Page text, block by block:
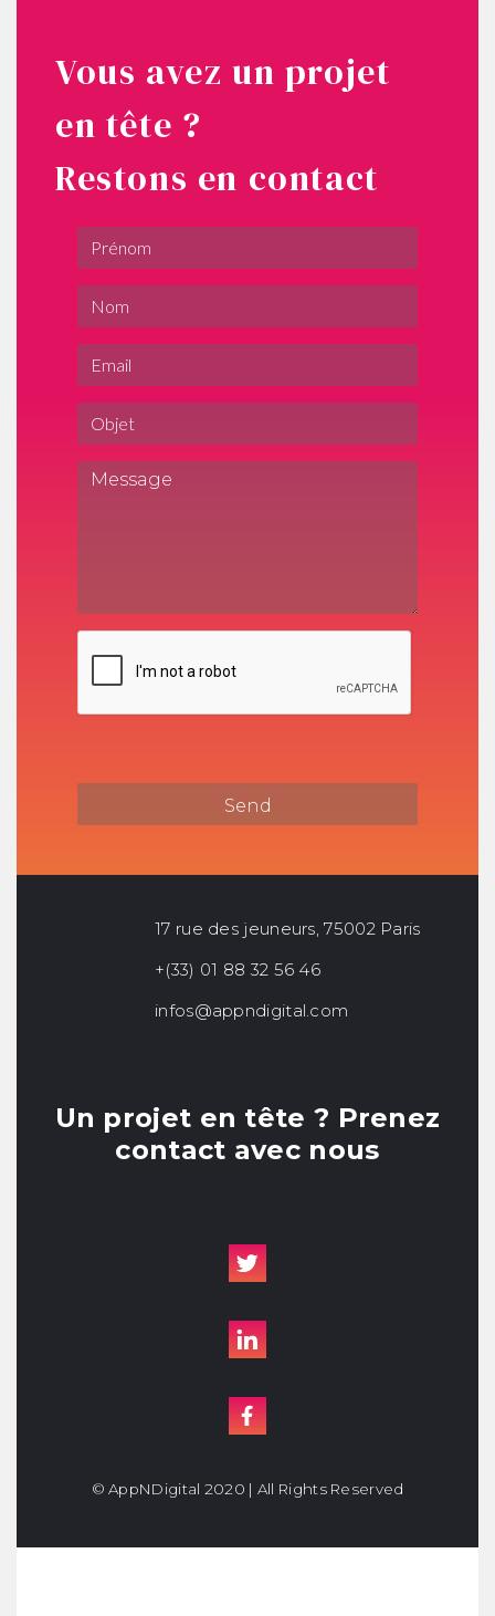
Vous avez un projet
en tête ?
Restons en contact
17 rue des jeuneurs, 75002 Paris
+(33) 01 88 32 56 46
infos@appndigital.com
Un projet en tête ? Prenez
contact avec nous
© AppNDigital 2020 | All Rights Reserved